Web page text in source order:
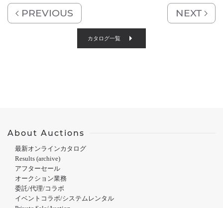
PREVIOUS NEXT
カタログ一覧
About Auctions
最新オンラインカタログ
Results (archive)
アフターセール
オークション業務
委託/代理/コラボ
イベントコラボ/システムレンタル